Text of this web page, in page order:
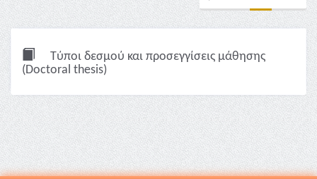
Τύποι δεσμού και προσεγγίσεις μάθησης
(Doctoral thesis)